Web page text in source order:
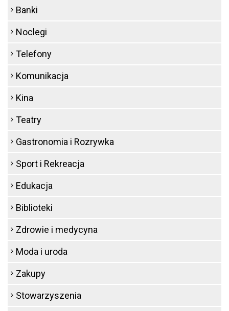
Banki
Noclegi
Telefony
Komunikacja
Kina
Teatry
Gastronomia i Rozrywka
Sport i Rekreacja
Edukacja
Biblioteki
Zdrowie i medycyna
Moda i uroda
Zakupy
Stowarzyszenia